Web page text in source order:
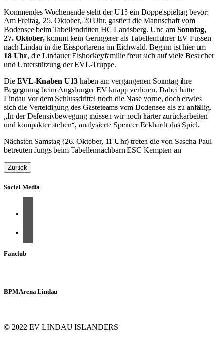
Kommendes Wochenende steht der U15 ein Doppelspieltag bevor:
Am Freitag, 25. Oktober, 20 Uhr, gastiert die Mannschaft vom
Bodensee beim Tabellendritten HC Landsberg. Und am Sonntag,
27. Oktober, kommt kein Geringerer als Tabellenführer EV Füssen
nach Lindau in die Eissportarena im Eichwald. Beginn ist hier um
18 Uhr, die Lindauer Eishockeyfamilie freut sich auf viele Besucher
und Unterstützung der EVL-Truppe.
Die EVL-Knaben U13 haben am vergangenen Sonntag ihre
Begegnung beim Augsburger EV knapp verloren. Dabei hatte
Lindau vor dem Schlussdrittel noch die Nase vorne, doch erwies
sich die Verteidigung des Gästeteams vom Bodensee als zu anfällig.
„In der Defensivbewegung müssen wir noch härter zurückarbeiten
und kompakter stehen“, analysierte Spencer Eckhardt das Spiel.
Nächsten Samstag (26. Oktober, 11 Uhr) treten die von Sascha Paul
betreuten Jungs beim Tabellennachbarn ESC Kempten an.
Zurück
Social Media
Fanclub
BPM Arena Lindau
© 2022 EV LINDAU ISLANDERS